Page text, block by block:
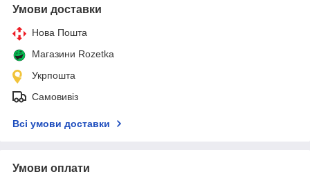
Умови доставки
Нова Пошта
Магазини Rozetka
Укрпошта
Самовивіз
Всі умови доставки
Умови оплати